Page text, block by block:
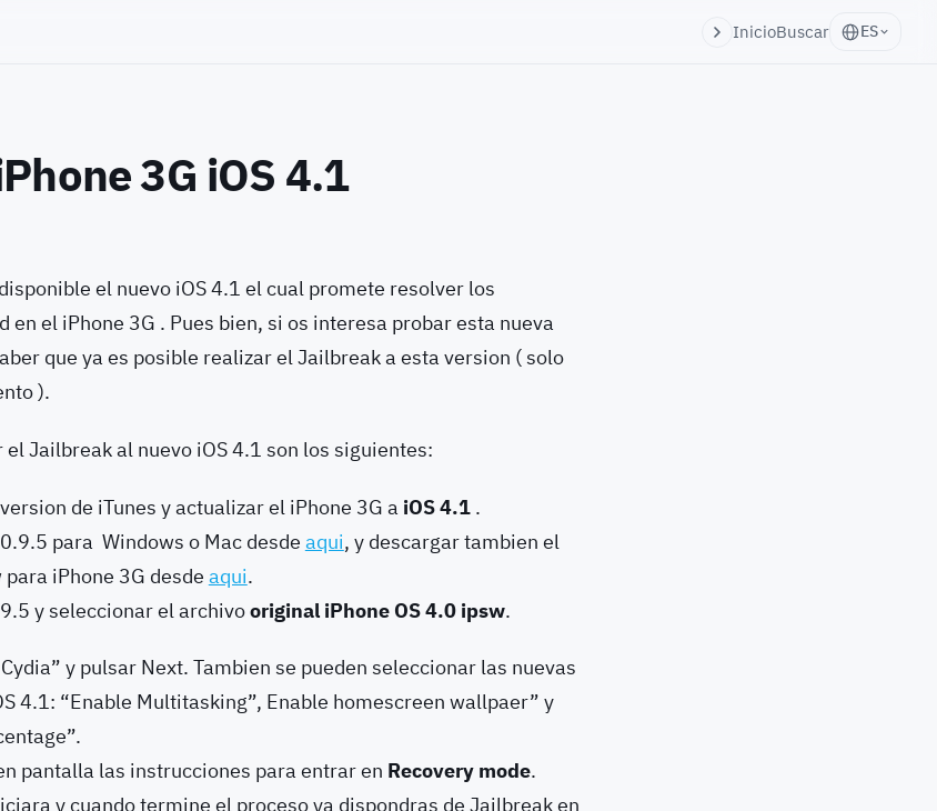
InicioBuscar ES
3G iOS 4.1
el nuevo iOS 4.1 el cual promete resolver los
en el iPhone 3G . Pues bien, si os interesa probar esta nueva
que ya es posible realizar el Jailbreak a esta version ( solo
).
Jailbreak al nuevo iOS 4.1 son los siguientes:
de iTunes y actualizar el iPhone 3G a iOS 4.1 .
para Windows o Mac desde aqui, y descargar tambien el
iPhone 3G desde aqui.
y seleccionar el archivooriginal iPhone OS 4.0 ipsw.
y pulsar Next. Tambien se pueden seleccionar las nuevas
4.1: “Enable Multitasking”, Enable homescreen wallpaer” y
pantalla las instrucciones para entrar en Recovery mode.
y cuando termine el proceso ya dispondras de Jailbreak en